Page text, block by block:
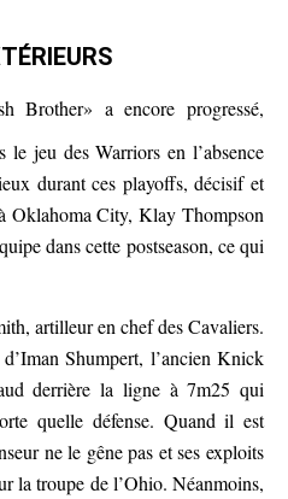
Brother» a encore progressé,
le jeu des Warriors en l’absence
durant ces playoffs, décisif et
Oklahoma City, Klay Thompson
dans cette postseason, ce qui
artilleur en chef des Cavaliers.
Shumpert, l’ancien Knick
derrière la ligne à 7m25 qui
quelle défense. Quand il est
ne le gêne pas et ses exploits
la troupe de l’Ohio. Néanmoins,